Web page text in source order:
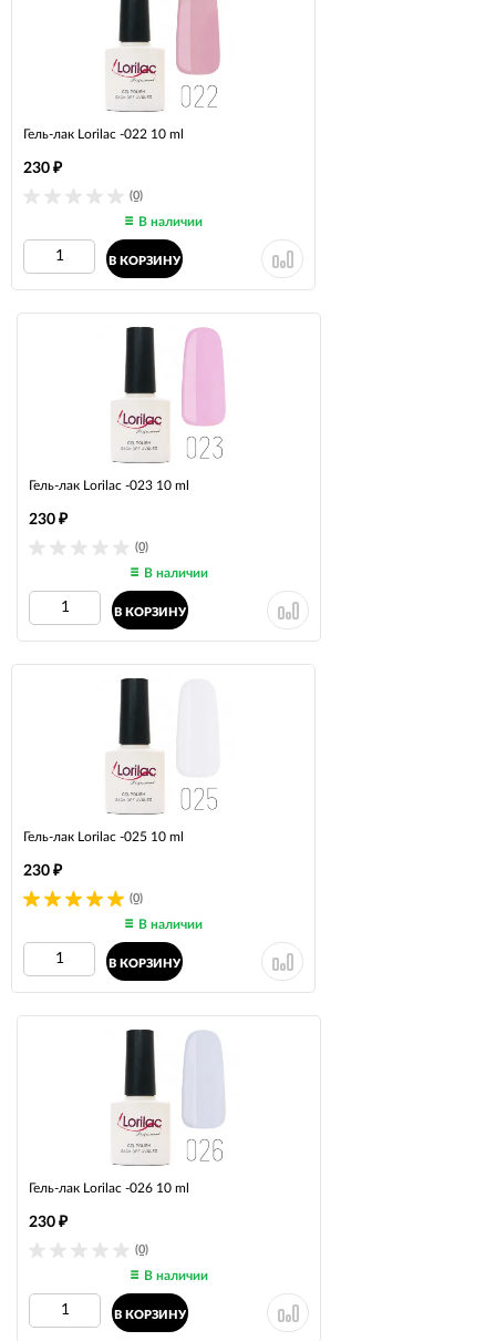
Гель-лак Lorilac -022 10 ml
(0)
230 ₽
В наличии
В КОРЗИНУ
Гель-лак Lorilac -023 10 ml
(0)
230 ₽
В наличии
В КОРЗИНУ
Гель-лак Lorilac -025 10 ml
(0)
230 ₽
В наличии
В КОРЗИНУ
Гель-лак Lorilac -026 10 ml
(0)
230 ₽
В наличии
В КОРЗИНУ